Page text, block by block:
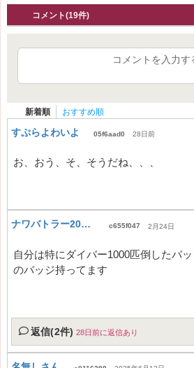
コメント(19件)
コメントを入力す
新着順 おすすめ順
すぷらよわいよ 05f6aad0 28日前
お、おう、そ、そうだね、、、
ナワバトラー200目指す人 c655f047 2月24日
自分は特にダイバー1000匹倒したバ
のバッジ持ってます
返信(2件) 28日前に返信あり